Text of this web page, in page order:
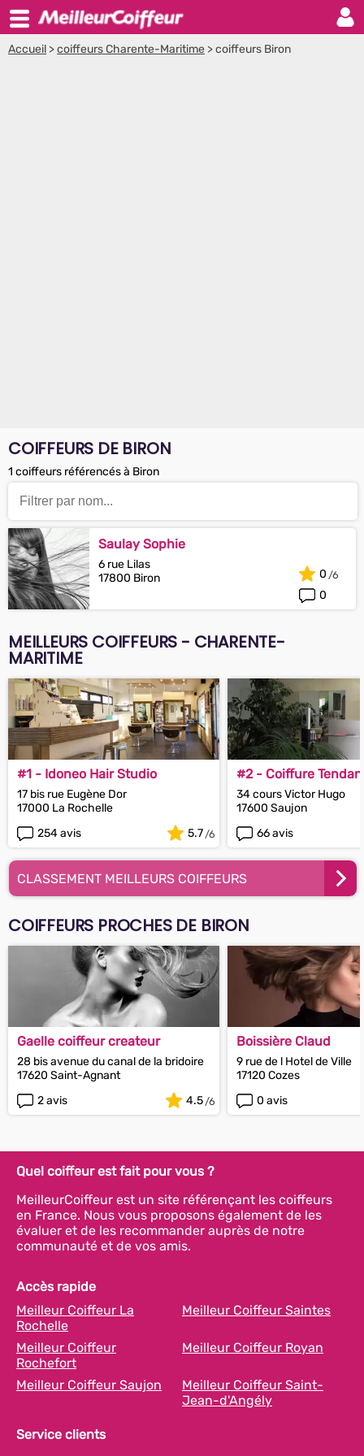
Accueil >coiffeurs Charente-Maritime >coiffeurs Biron
COIFFEURS DE BIRON
1 coiffeurs référencés à Biron
Saulay Sophie
6 rue Lilas
17800 Biron
0
0
MEILLEURS COIFFEURS - CHARENTE-
MARITIME
#1 - Idoneo Hair Studio
17 bis rue Eugène Dor
17000 La Rochelle
254 avis
5.7
#2 - Coiffure
34 cours Victor Hugo
17600 Saujon
66 avis
CLASSEMENT MEILLEURS COIFFEURS
COIFFEURS PROCHES DE BIRON
Gaelle coiffeur createur
28 bis avenue du canal de la bridoire
17620 Saint-Agnant
2 avis
4.5
Boissière Claud
9 rue de l Hotel de Ville
17120 Cozes
0 avis
Quel coiffeur est fait pour vous ?
MeilleurCoiffeur est un site référençant les coiffeurs
en France. Nous vous proposons également de les
évaluer et de les recommander auprès de notre
communauté et de vos amis.
Accès rapide
Meilleur Coiffeur La
Rochelle
Meilleur Coiffeur Saintes
Meilleur Coiffeur
Rochefort
Meilleur Coiffeur Royan
Meilleur Coiffeur Saujon
Meilleur Coiffeur Saint-
Jean-d'Angély
Service clients